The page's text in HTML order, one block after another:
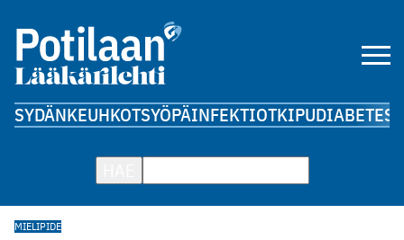
SYDÄNKEUHKOTSYÖPÄINFEKTIOTKIPUDIABETES
MIELIPIDE